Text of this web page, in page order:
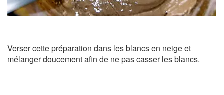
Verser cette préparation dans les blancs en neige et
mélanger doucement afin de ne pas casser les blancs.